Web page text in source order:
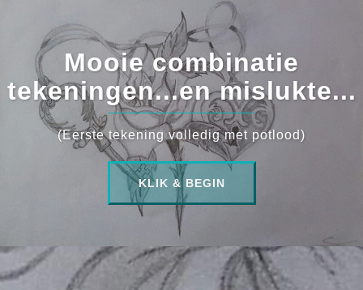
Mooie combinatie
tekeningen...en mislukte...
(Eerste tekening volledig met potlood)
KLIK & BEGIN